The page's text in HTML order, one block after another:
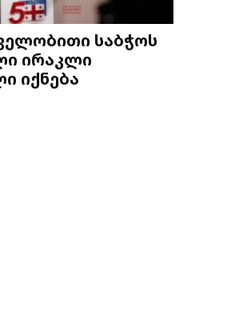
საბჭოს
ირაკლი
იქნება